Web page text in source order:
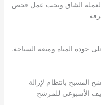
لعملة الشاق ويجب عمل فحص
جودة المياه ومتعة السباحة.
بانتظام لإزالة
الأسبوعي للمرشح